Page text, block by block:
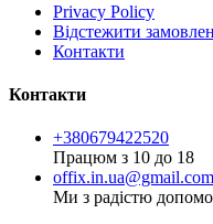
Privacy Policy
Відстежити
Контакти
Контакти
+380679422520
Працюм з 10 до 18
offix.in.ua@gmail.com
Ми з радістю